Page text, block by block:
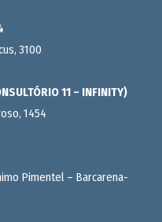
3100
11 – INFINITY)
1454
Pimentel – Barcarena-